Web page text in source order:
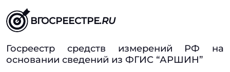
ВГОСРЕЕСТРЕ.RU
Госреестр средств измерений РФ на
основании сведений из ФГИС “АРШИН”